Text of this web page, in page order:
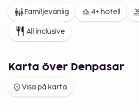
Familjevänlig 4+ hotell
All inclusive
Karta över Denpasar
Visa på karta